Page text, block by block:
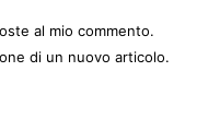
al mio commento.
di un nuovo articolo.